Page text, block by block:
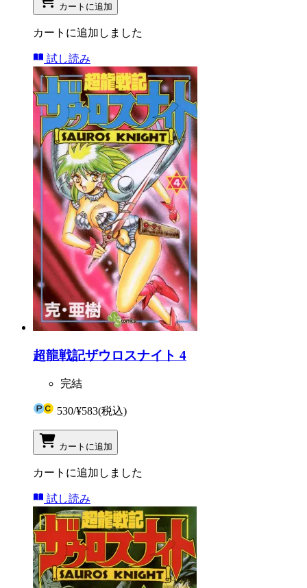
カートに追加
カートに追加しました
試し読み
超龍戦記ザウロスナイト 4
完結
530/¥583(税込)
カートに追加
カートに追加しました
試し読み